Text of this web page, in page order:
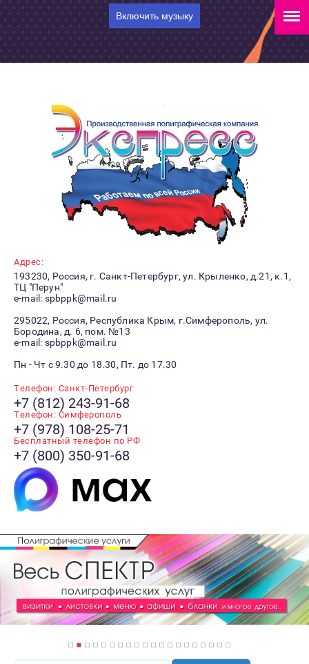
Включить музыку
Адрес:
193230, Россия, г. Санкт-Петербург, ул. Крыленко, д.21, к.1,
ТЦ "Перун"
e-mail: spbppk@mail.ru
295022, Россия, Республика Крым, г.Симферополь, ул.
Бородина, д. 6, пом. №13
e-mail: spbppk@mail.ru
Пн - Чт с 9.30 до 18.30, Пт. до 17.30
Телефон: Санкт-Петербург
+7 (812) 243-91-68
Телефон: Симферополь
+7 (978) 108-25-71
Бесплатный телефон по РФ
+7 (800) 350-91-68
1 2 3 4 5 6 7 8 9 1 1 1 1 1 1 1 1 1 1 2